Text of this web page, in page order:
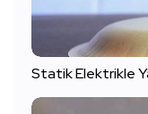
Statik Elektrikle